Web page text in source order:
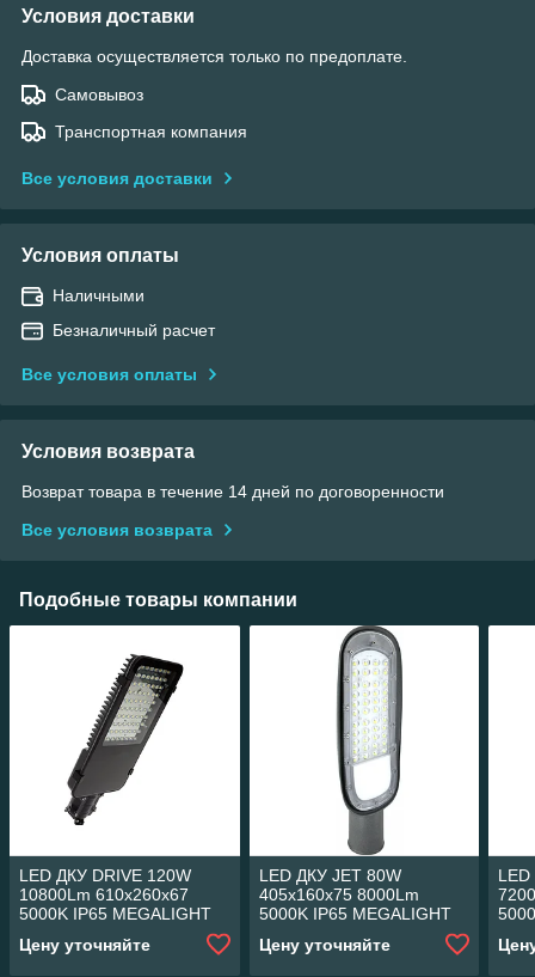
Условия доставки
Доставка осуществляется только по предоплате.
Самовывоз
Транспортная компания
Все условия доставки
Условия оплаты
Наличными
Безналичный расчет
Все условия оплаты
Условия возврата
Возврат товара в течение 14 дней по договоренности
Все условия возврата
Подобные товары компании
LED ДКУ DRIVE 120W
10800Lm 610x260x67
5000K IP65 MEGALIGHT
Цену уточняйте
LED ДКУ JET 80W
405x160x75 8000Lm
5000K IP65 MEGALIGHT
Цену уточняйте